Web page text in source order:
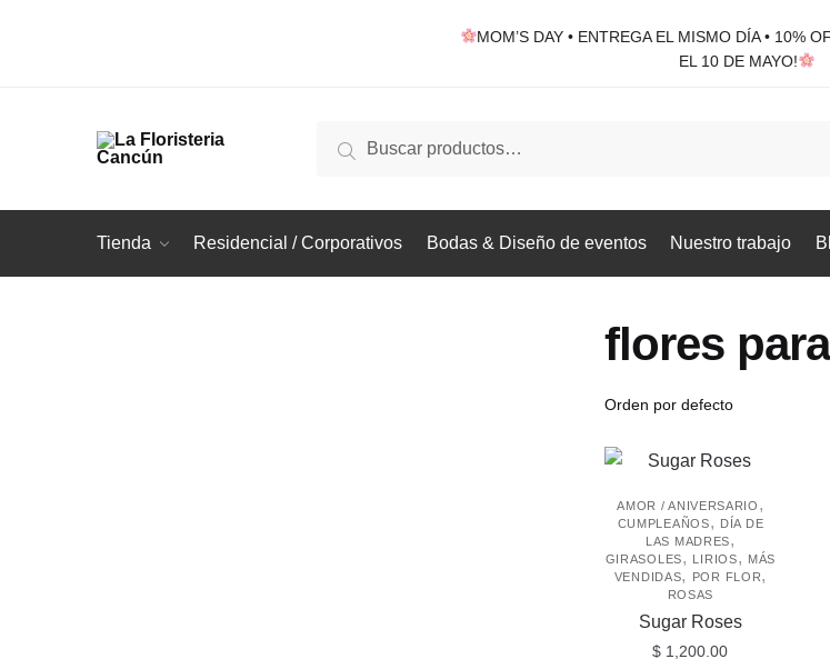
MOM’S DAY • ENTREGA EL MISMO DÍA • 10%
EL 10 DE MAYO!
por:
Buscar
Tienda Residencial / Corporativos Bodas & Diseño de eventos Nuestro trabajo
flores
AMOR / ANIVERSARIO ,
CUMPLEAÑOS, DÍA DE
LAS MADRES,
GIRASOLES, LIRIOS, MÁS
VENDIDAS, POR FLOR,
ROSAS
Sugar Roses
$ 1,200.00